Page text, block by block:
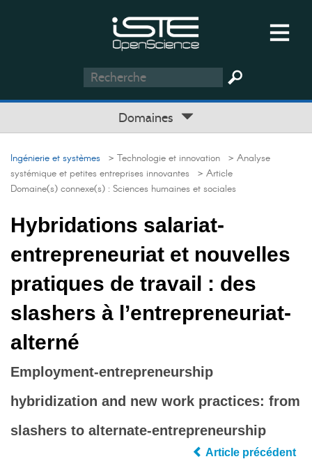
Domaines
Ingénierie et systèmes > Technologie et innovation > Analyse
systémique et petites entreprises innovantes > Article
Domaine(s) connexe(s) : Sciences humaines et sociales
Hybridations salariat-
entrepreneuriat et nouvelles
pratiques de travail : des
slashers à l’entrepreneuriat-
alterné
Employment‐entrepreneurship
hybridization and new work practices: from
slashers to alternate‐entrepreneurship
Article précédent